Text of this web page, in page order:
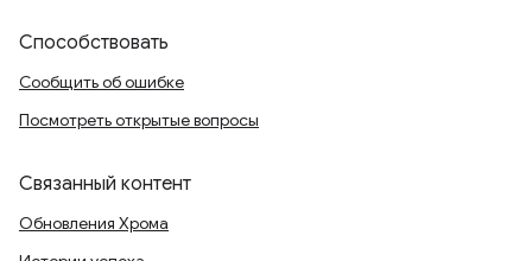
Способствовать
Сообщить об ошибке
Посмотреть открытые вопросы
Связанный контент
Обновления Хрома